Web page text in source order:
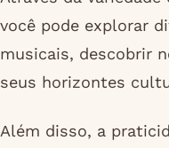
você pode explorar
musicais, descobrir
seus horizontes
Além disso, a